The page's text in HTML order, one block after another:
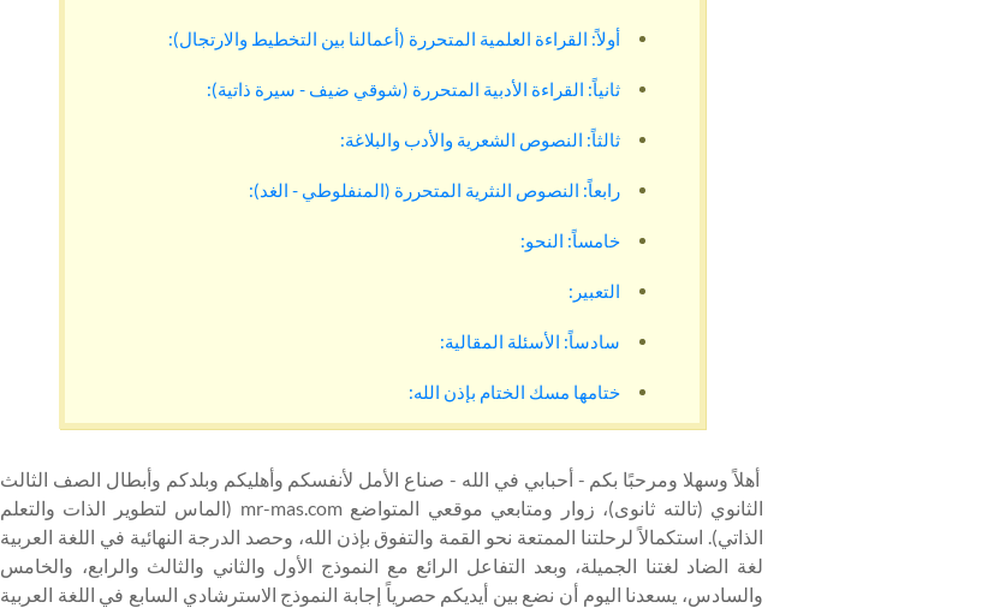
أولاً: القراءة العلمية المتحررة (أعمالنا بين التخطيط والارتجال):
ثانياً: القراءة الأدبية المتحررة (شوقي ضيف - سيرة ذاتية):
ثالثاً: النصوص الشعرية والأدب والبلاغة:
رابعاً: النصوص النثرية المتحررة (المنفلوطي - الغد):
خامساً: النحو:
التعبير:
سادساً: الأسئلة المقالية:
ختامها مسك الختام بإذن الله:
أهلاً وسهلا ومرحبًا بكم - أحبابي في الله - صناع الأمل لأنفسكم وأهليكم وبلدكم وأبطال الصف الثالث
الثانوي (تالته ثانوى)، زوار ومتابعي موقعي المتواضع mr-mas.com (الماس لتطوير الذات والتعلم
الذاتي). استكمالاً لرحلتنا الممتعة نحو القمة والتفوق بإذن الله، وحصد الدرجة النهائية في اللغة العربية
لغة الضاد لغتنا الجميلة، وبعد التفاعل الرائع مع النموذج الأول والثاني والثالث والرابع، والخامس
والسادس، يسعدنا اليوم أن نضع بين أيديكم حصرياً إجابة النموذج الاسترشادي السابع في اللغة العربية